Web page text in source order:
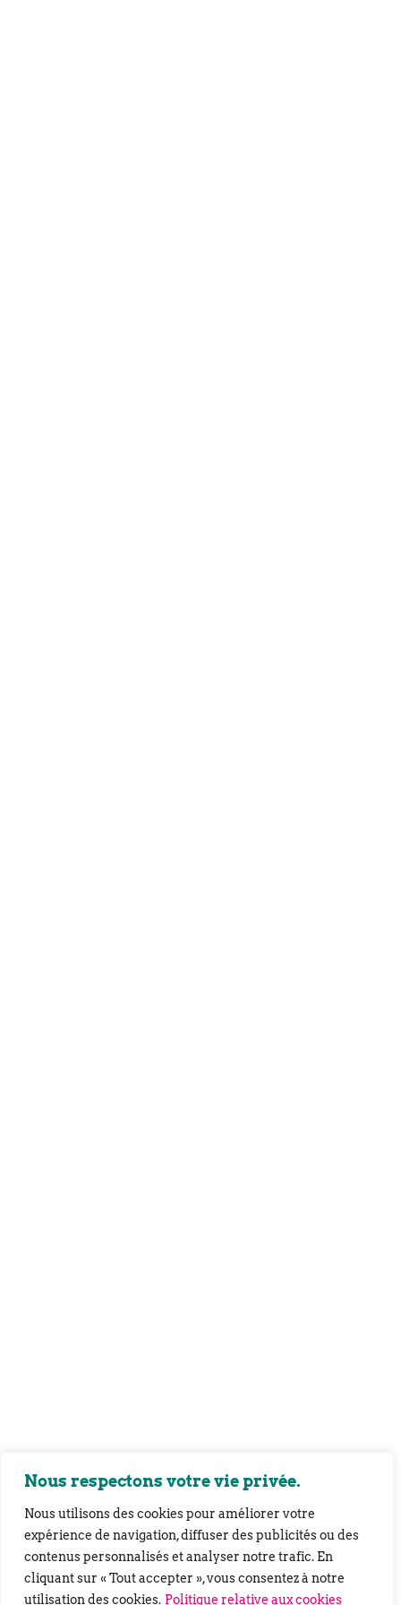
Nous respectons votre vie privée.
Nous utilisons des cookies pour améliorer votre
expérience de navigation, diffuser des publicités ou des
contenus personnalisés et analyser notre trafic. En
cliquant sur « Tout accepter », vous consentez à notre
utilisation des cookies. Politique relative aux cookies